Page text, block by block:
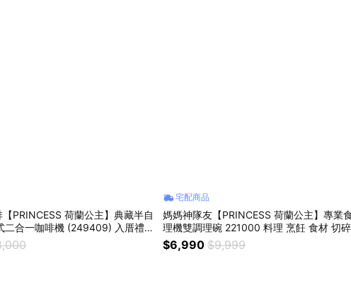
PRINCESS 荷蘭公主】典藏半自
二合一咖啡機 (249409) 入厝禮
公室 咖啡機 香醇濃厚 操作簡單
禮推薦
宅配商品
媽媽神隊友【PRINCESS 荷蘭公主】專業
理機雙調理碗 221000 料理 烹飪 食材 切
攪拌打醬 健康飲食 媽媽好幫手
$6,990 $9,999